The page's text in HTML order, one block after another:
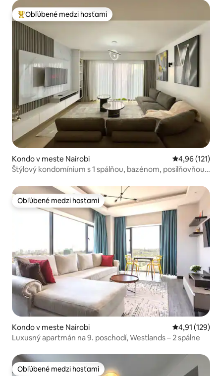
Najobľúbenejšie medzi hosťami
Obľúbené medzi hosťami
Kondo v meste Nairobi Priemerné
4,96 (121)
Štýlový kondomínium s 1 spálňou, bazénom, posilňovňou,
Obľúbené medzi hosťami
Obľúbené medzi hosťami
Kondo v meste Nairobi Priemerné
4,91 (129)
Luxusný apartmán na 9. poschodí, Westlands – 2 spálne
Obľúbené medzi hosťami
Obľúbené medzi hosťami